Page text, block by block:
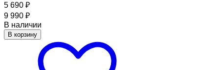
5 690 ₽
9 990 ₽
В наличии
В корзину